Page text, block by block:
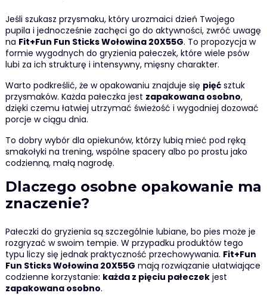
Jeśli szukasz przysmaku, który urozmaici dzień Twojego
pupila i jednocześnie zachęci go do aktywności, zwróć uwagę
na Fit+Fun Fun Sticks Wołowina 20X55G. To propozycja w
formie wygodnych do gryzienia pałeczek, które wiele psów
lubi za ich strukturę i intensywny, mięsny charakter.
Warto podkreślić, że w opakowaniu znajduje się pięćsztuk
przysmaków. Każda pałeczka jest zapakowana osobno,
dzięki czemu łatwiej utrzymać świeżość i wygodniej dozować
porcje w ciągu dnia.
To dobry wybór dla opiekunów, którzy lubią mieć pod ręką
smakołyki na trening, wspólne spacery albo po prostu jako
codzienną, małą nagrodę.
Dlaczego osobne opakowanie ma
znaczenie?
Pałeczki do gryzienia są szczególnie lubiane, bo pies może je
rozgryzać w swoim tempie. W przypadku produktów tego
typu liczy się jednak praktyczność przechowywania. Fit+Fun
Fun Sticks Wołowina 20X55G mają rozwiązanie ułatwiające
codzienne korzystanie: każda z pięciu pałeczekjest
zapakowana osobno.